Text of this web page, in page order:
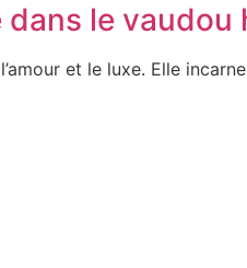
dans le vaudou
et le luxe. Elle